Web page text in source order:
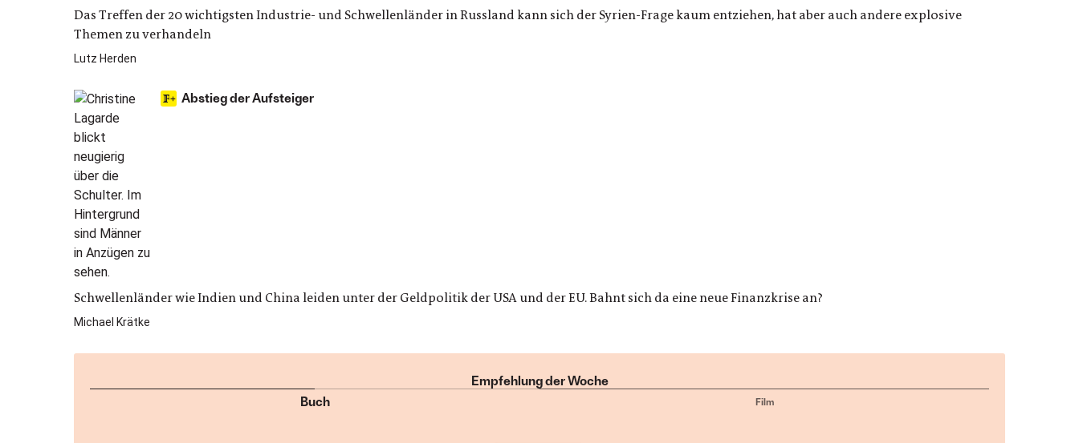
Das Treffen der 20 wichtigsten Industrie- und Schwellenländer in Russland kann sich der Syrien-Frage kaum entziehen, hat aber auch andere explosive
Themen zu verhandeln
Lutz Herden
Abstieg der Aufsteiger
Schwellenländer wie Indien und China leiden unter der Geldpolitik der USA und der EU. Bahnt sich da eine neue Finanzkrise an?
Michael Krätke
Empfehlung der Woche
Buch
Film